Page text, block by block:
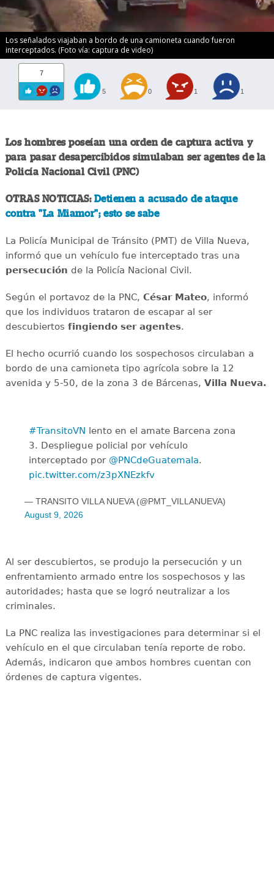
Los señalados viajaban a bordo de una camioneta cuando fueron
interceptados. (Foto vía: captura de video)
7
5 0 1 1
Los hombres poseían una orden de captura activa y
para pasar desapercibidos simulaban ser agentes de la
Policía Nacional Civil (PNC)
OTRAS NOTICIAS: Detienen a acusado de ataque
contra "La Miamor"; esto se sabe
La Policía Municipal de Tránsito (PMT) de Villa Nueva,
informó que un vehículo fue interceptado tras una
persecución de la Policía Nacional Civil.
Según el portavoz de la PNC, César Mateo, informó
que los individuos trataron de escapar al ser
descubiertos fingiendo ser agentes.
El hecho ocurrió cuando los sospechosos circulaban a
bordo de una camioneta tipo agrícola sobre la 12
avenida y 5-50, de la zona 3 de Bárcenas, Villa Nueva.
#TransitoVN lento en el amate Barcena zona
3. Despliegue policial por vehículo
interceptado por @PNCdeGuatemala.
pic.twitter.com/z3pXNEzkfv
— TRANSITO VILLA NUEVA (@PMT_VILLANUEVA)
August 9, 2026
Al ser descubiertos, se produjo la persecución y un
enfrentamiento armado entre los sospechosos y las
autoridades; hasta que se logró neutralizar a los
criminales.
La PNC realiza las investigaciones para determinar si el
vehículo en el que circulaban tenía reporte de robo.
Además, indicaron que ambos hombres cuentan con
órdenes de captura vigentes.